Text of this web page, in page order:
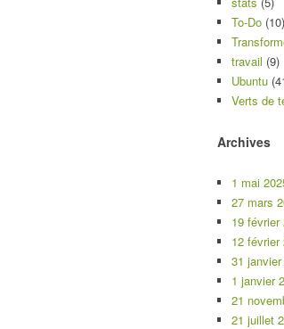
To-Do (10)
travail (9)
Ubuntu
Verts de
Archives
1 mai
27 mars
19 février
12 février
31
1 janvier
21
21 juillet